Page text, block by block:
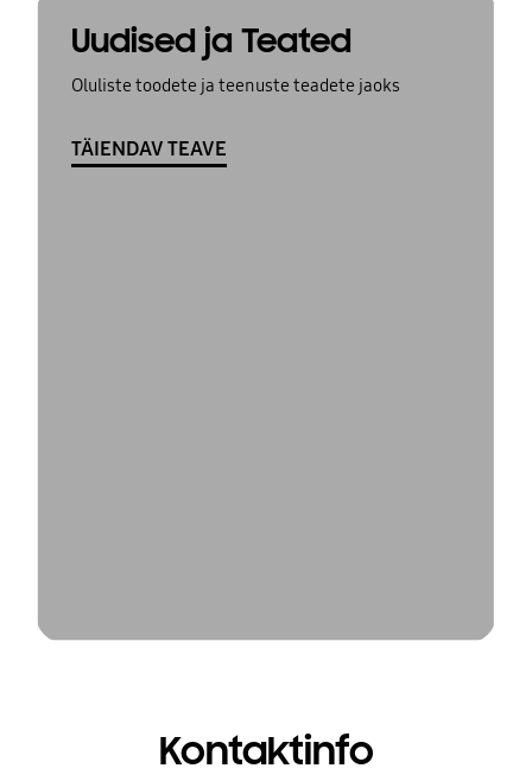
Uudised ja Teated
Oluliste toodete ja teenuste teadete jaoks
TÄIENDAV TEAVE
Kontaktinfo